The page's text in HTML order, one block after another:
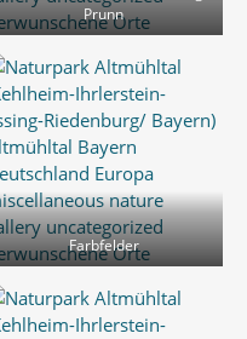
Prunn
Farbfelder